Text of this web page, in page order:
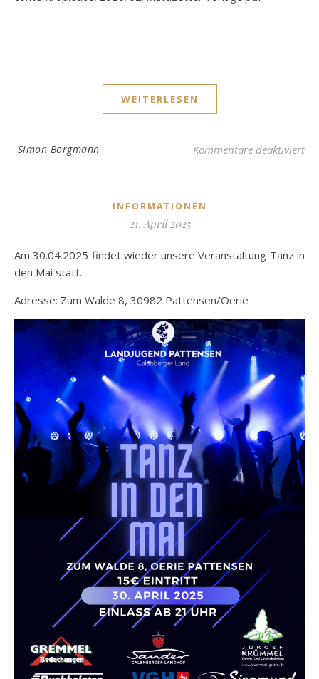
WEITERLESEN
Simon Borgmann Kommentare deaktiviertfür
INFORMATIONEN
21. April 2025
Am 30.04.2025 findet wieder unsere Veranstaltung Tanz in
den Mai statt.
Adresse: Zum Walde 8, 30982 Pattensen/Oerie